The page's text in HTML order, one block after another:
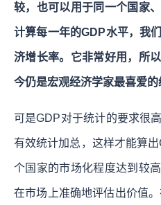
较，也可以用于同一个国家
计算每一年的GDP水平，我
济增长率。它非常好用，所
今仍是宏观经济学家最喜爱的
可是GDP对于统计的要求很
有效统计加总，这样才能算
个国家的市场化程度达到较
在市场上准确地评估出价值